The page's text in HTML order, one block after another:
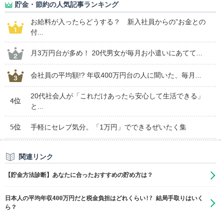
貯金・節約の人気記事ランキング
お給料が入ったらどうする？ 新入社員からの”お金との
付...
月3万円台が多め！ 20代男女が毎月お小遣いにあてて...
会社員の平均額!? 年収400万円台の人に聞いた、毎月...
4位
20代社会人が「これだけあったら安心して生活できる」
と...
5位 手軽にセレブ気分。「1万円」でできるぜいたく集
関連リンク
【貯金方法診断】あなたに合ったおすすめの貯め方は？
日本人の平均年収400万円だと税金負担はどれくらい!? 結局手取りはいく
ら？